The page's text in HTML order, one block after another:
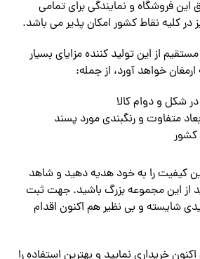
این فروشگاه و نمایندگی برای تمامی
در کلیه نقاط کشور امکان پذیر می باشد.
از این تولید کننده مزایای بسیار
ارمغان خواهد آورد، از جمله:
شکل و دوام کالا
متفاوت و رنگبندی مورد پسند
کشور
کیفیت را به خود هدیه دهید و شاهد
از این مجموعه بزرگ باشید. جهت ثبت
شایسته و بی نظیر هم اکنون اقدام
خریداری نمایید و بهترین استفاده را